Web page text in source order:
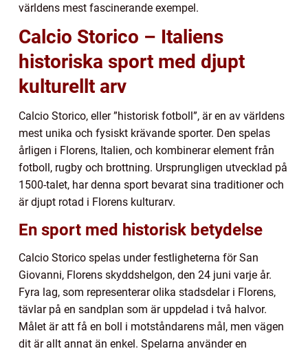
världens mest fascinerande exempel.
Calcio Storico – Italiens
historiska sport med djupt
kulturellt arv
Calcio Storico, eller ”historisk fotboll”, är en av världens
mest unika och fysiskt krävande sporter. Den spelas
årligen i Florens, Italien, och kombinerar element från
fotboll, rugby och brottning. Ursprungligen utvecklad på
1500-talet, har denna sport bevarat sina traditioner och
är djupt rotad i Florens kulturarv.
En sport med historisk betydelse
Calcio Storico spelas under festligheterna för San
Giovanni, Florens skyddshelgon, den 24 juni varje år.
Fyra lag, som representerar olika stadsdelar i Florens,
tävlar på en sandplan som är uppdelad i två halvor.
Målet är att få en boll i motståndarens mål, men vägen
dit är allt annat än enkel. Spelarna använder en